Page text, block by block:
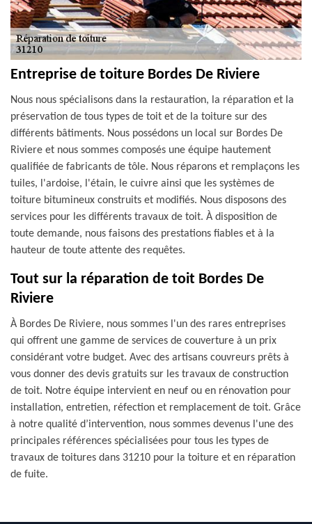
Entreprise de toiture Bordes De Riviere
Nous nous spécialisons dans la restauration, la réparation et la
préservation de tous types de toit et de la toiture sur des
différents bâtiments. Nous possédons un local sur Bordes De
Riviere et nous sommes composés une équipe hautement
qualifiée de fabricants de tôle. Nous réparons et remplaçons les
tuiles, l'ardoise, l'étain, le cuivre ainsi que les systèmes de
toiture bitumineux construits et modifiés. Nous disposons des
services pour les différents travaux de toit. À disposition de
toute demande, nous faisons des prestations fiables et à la
hauteur de toute attente des requêtes.
Tout sur la réparation de toit Bordes De
Riviere
À Bordes De Riviere, nous sommes l'un des rares entreprises
qui offrent une gamme de services de couverture à un prix
considérant votre budget. Avec des artisans couvreurs prêts à
vous donner des devis gratuits sur les travaux de construction
de toit. Notre équipe intervient en neuf ou en rénovation pour
installation, entretien, réfection et remplacement de toit. Grâce
à notre qualité d’intervention, nous sommes devenus l'une des
principales références spécialisées pour tous les types de
travaux de toitures dans 31210 pour la toiture et en réparation
de fuite.